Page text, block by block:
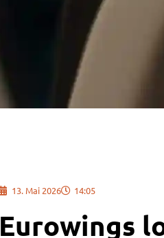
13. Mai 2026 14:05
Eurowings